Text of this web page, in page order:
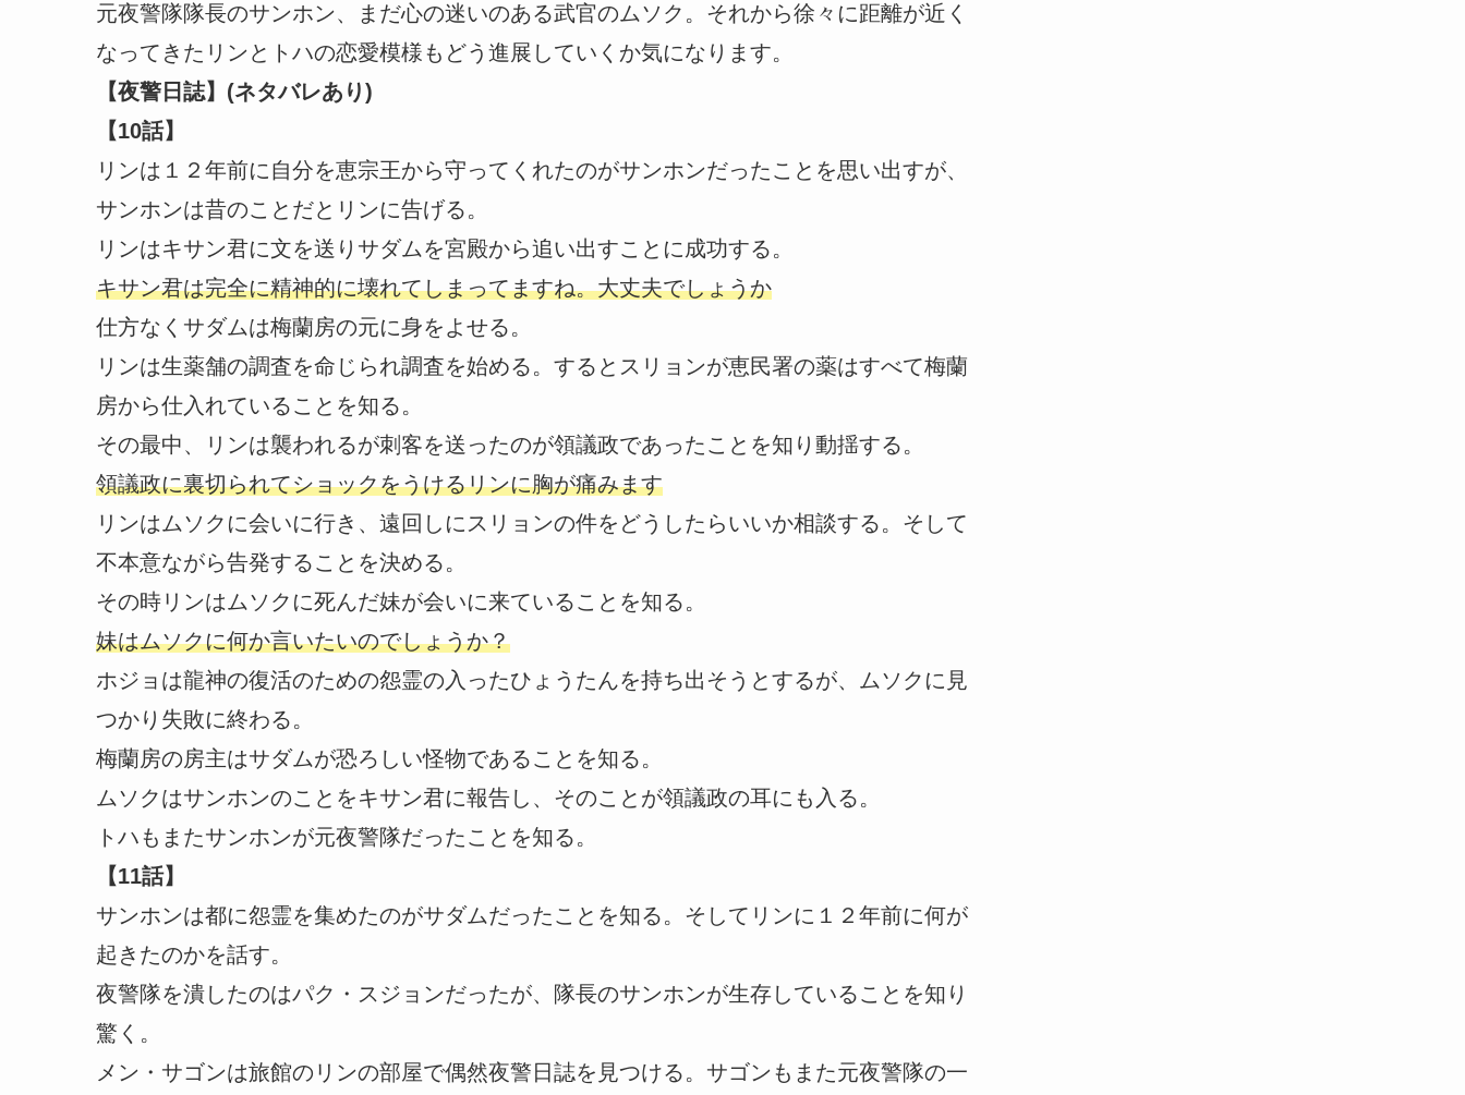
元夜警隊隊長のサンホン、まだ心の迷いのある武官のムソク。それから徐々に距離が近く
なってきたリンとトハの恋愛模様もどう進展していくか気になります。
【夜警日誌】(ネタバレあり)
【10話】
リンは１２年前に自分を恵宗王から守ってくれたのがサンホンだったことを思い出すが、
サンホンは昔のことだとリンに告げる。
リンはキサン君に文を送りサダムを宮殿から追い出すことに成功する。
キサン君は完全に精神的に壊れてしまってますね。大丈夫でしょうか
仕方なくサダムは梅蘭房の元に身をよせる。
リンは生薬舗の調査を命じられ調査を始める。するとスリョンが恵民署の薬はすべて梅蘭
房から仕入れていることを知る。
その最中、リンは襲われるが刺客を送ったのが領議政であったことを知り動揺する。
領議政に裏切られてショックをうけるリンに胸が痛みます
リンはムソクに会いに行き、遠回しにスリョンの件をどうしたらいいか相談する。そして
不本意ながら告発することを決める。
その時リンはムソクに死んだ妹が会いに来ていることを知る。
妹はムソクに何か言いたいのでしょうか？
ホジョは龍神の復活のための怨霊の入ったひょうたんを持ち出そうとするが、ムソクに見
つかり失敗に終わる。
梅蘭房の房主はサダムが恐ろしい怪物であることを知る。
ムソクはサンホンのことをキサン君に報告し、そのことが領議政の耳にも入る。
トハもまたサンホンが元夜警隊だったことを知る。
【11話】
サンホンは都に怨霊を集めたのがサダムだったことを知る。そしてリンに１２年前に何が
起きたのかを話す。
夜警隊を潰したのはパク・スジョンだったが、隊長のサンホンが生存していることを知り
驚く。
メン・サゴンは旅館のリンの部屋で偶然夜警日誌を見つける。サゴンもまた元夜警隊の一